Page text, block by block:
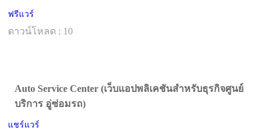
ฟรีแวร์
ดาวน์โหลด : 10
Auto Service Center (เว็บแอปพลิเคชันสำหรับธุรกิจศูนย์
บริการ อู่ซ่อมรถ)
แชร์แวร์